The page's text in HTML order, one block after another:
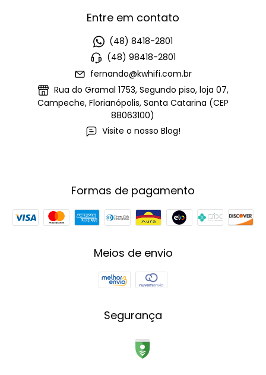
Entre em contato
(48) 8418-2801
(48) 98418-2801
fernando@kwhifi.com.br
Rua do Gramal 1753, Segundo piso, loja 07,
Campeche, Florianópolis, Santa Catarina (CEP
88063100)
Visite o nosso Blog!
Formas de pagamento
Meios de envio
Segurança